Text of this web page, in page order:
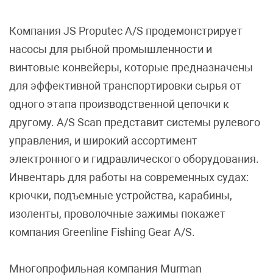
Компания JS Proputec A/S продемонстрирует
насосы для рыбной промышленности и
винтовые конвейеры, которые предназначены
для эффективной транспортировки сырья от
одного этапа производственной цепочки к
другому. A/S Scan представит системы рулевого
управления, и широкий ассортимент
электронного и гидравлического оборудования.
Инвентарь для работы на современных судах:
крючки, подъемные устройства, карабины,
изоленты, проволочные зажимы покажет
компания Greenline Fishing Gear A/S.
Многопрофильная компания Murman